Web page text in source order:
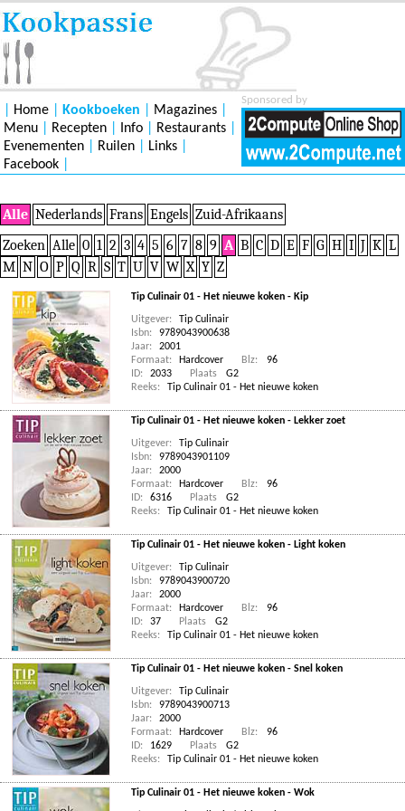
Sponsored by
Home Kookboeken Magazines
Menu
Recepten Info Restaurants
Evenementen
Ruilen Links
Facebook
Alle Nederlands Frans Engels Zuid-Afrikaans
Zoeken Alle 0 1 2 3 4 5 6 7 8 9 A B C D E F G H I J K L
M N O P Q R S T U V W X Y Z
Tip Culinair 01 - Het nieuwe koken - Kip
Uitgever:
Tip Culinair
Isbn:
9789043900638
Jaar:
2001
Formaat:
Hardcover Blz:
96
ID:
2033 Plaats
G2
Reeks:
Tip Culinair 01 - Het nieuwe koken
Tip Culinair 01 - Het nieuwe koken - Lekker zoet
Uitgever:
Tip Culinair
Isbn:
9789043901109
Jaar:
2000
Formaat:
Hardcover Blz:
96
ID:
6316 Plaats
G2
Reeks:
Tip Culinair 01 - Het nieuwe koken
Tip Culinair 01 - Het nieuwe koken - Light koken
Uitgever:
Tip Culinair
Isbn:
9789043900720
Jaar:
2000
Formaat:
Hardcover Blz:
96
ID:
37 Plaats
G2
Reeks:
Tip Culinair 01 - Het nieuwe koken
Tip Culinair 01 - Het nieuwe koken - Snel koken
Uitgever:
Tip Culinair
Isbn:
9789043900713
Jaar:
2000
Formaat:
Hardcover Blz:
96
ID:
1629 Plaats
G2
Reeks:
Tip Culinair 01 - Het nieuwe koken
Tip Culinair 01 - Het nieuwe koken - Wok